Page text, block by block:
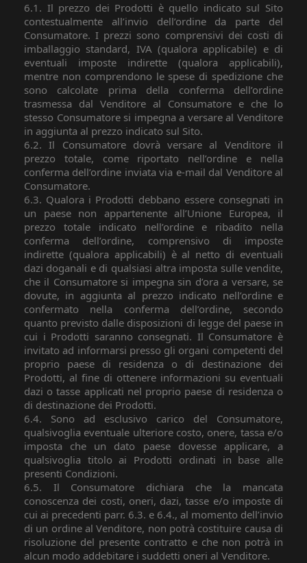
6.1. Il prezzo dei Prodotti è quello indicato sul Sito
contestualmente all’invio dell’ordine da parte del
Consumatore. I prezzi sono comprensivi dei costi di
imballaggio standard, IVA (qualora applicabile) e di
eventuali imposte indirette (qualora applicabili),
mentre non comprendono le spese di spedizione che
sono calcolate prima della conferma dell’ordine
trasmessa dal Venditore al Consumatore e che lo
stesso Consumatore si impegna a versare al Venditore
in aggiunta al prezzo indicato sul Sito.
6.2. Il Consumatore dovrà versare al Venditore il
prezzo totale, come riportato nell’ordine e nella
conferma dell’ordine inviata via e-mail dal Venditore al
Consumatore.
6.3. Qualora i Prodotti debbano essere consegnati in
un paese non appartenente all’Unione Europea, il
prezzo totale indicato nell’ordine e ribadito nella
conferma dell’ordine, comprensivo di imposte
indirette (qualora applicabili) è al netto di eventuali
dazi doganali e di qualsiasi altra imposta sulle vendite,
che il Consumatore si impegna sin d’ora a versare, se
dovute, in aggiunta al prezzo indicato nell’ordine e
confermato nella conferma dell’ordine, secondo
quanto previsto dalle disposizioni di legge del paese in
cui i Prodotti saranno consegnati. Il Consumatore è
invitato ad informarsi presso gli organi competenti del
proprio paese di residenza o di destinazione dei
Prodotti, al fine di ottenere informazioni su eventuali
dazi o tasse applicati nel proprio paese di residenza o
di destinazione dei Prodotti.
6.4. Sono ad esclusivo carico del Consumatore,
qualsivoglia eventuale ulteriore costo, onere, tassa e/o
imposta che un dato paese dovesse applicare, a
qualsivoglia titolo ai Prodotti ordinati in base alle
presenti Condizioni.
6.5. Il Consumatore dichiara che la mancata
conoscenza dei costi, oneri, dazi, tasse e/o imposte di
cui ai precedenti parr. 6.3. e 6.4., al momento dell’invio
di un ordine al Venditore, non potrà costituire causa di
risoluzione del presente contratto e che non potrà in
alcun modo addebitare i suddetti oneri al Venditore.